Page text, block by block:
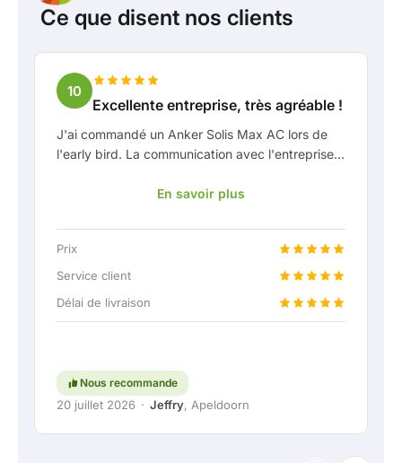
Ce que disent nos clients
10
Excellente entreprise, très agréable !
J'ai commandé un Anker Solis Max AC lors de
l'early bird. La communication avec l'entreprise,
en tant que client. Rico m'a tenu bien informé de
partagée. Après avoir convenu de la livraison, on
m'a même proposé gratuitement une connexion
fixe pour pouvoir raccorder la batterie
super, évidemment. En bref : une entreprise très
En savoir plus
Prix
Service client
Délai de livraison
Nous recommande
20 juillet 2026 · Jeffry, Apeldoorn